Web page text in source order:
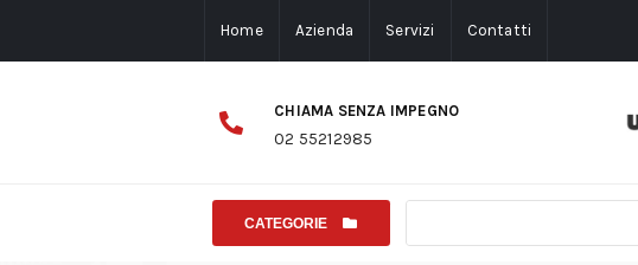
Home Azienda Servizi Contatti
CHIAMA SENZA IMPEGNO
02 55212985
CATEGORIE